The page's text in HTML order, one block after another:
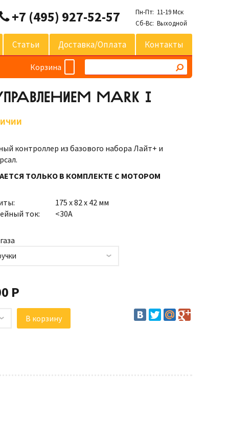
+7 (495) 927-52-57
Пн-Пт: 11-19 Мск
Сб-Вс: Выходной
Статьи Доставка/оплата Контакты
Корзина
МАRK I
контроллер из базового набора Лайт+ и
ТОЛЬКО В КОМПЛЕКТЕ С МОТОРОМ
175 х 82 х 42 мм
ток:
<30А
Р